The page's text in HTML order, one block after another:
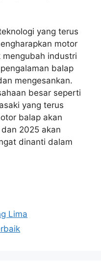
yang terus
motor
industri
balap
mengesankan.
besar seperti
yang terus
balap akan
2025 akan
dinanti dalam
Lima